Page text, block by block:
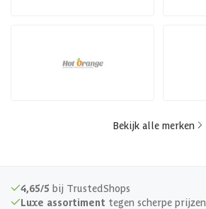
Bekijk alle merken
4,65/5 bij TrustedShops
Luxe assortiment tegen scherpe prijzen